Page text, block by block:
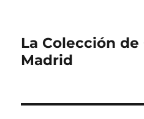
La Colección de
Madrid